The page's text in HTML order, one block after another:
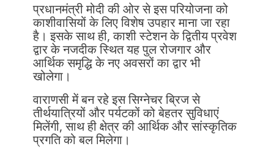
प्रधानमंत्री मोदी की ओर से इस परियोजना को
काशीवासियों के लिए विशेष उपहार माना जा रहा
है। इसके साथ ही, काशी स्टेशन के द्वितीय प्रवेश
द्वार के नजदीक स्थित यह पुल रोजगार और
आर्थिक समृद्धि के नए अवसरों का द्वार भी
खोलेगा।
वाराणसी में बन रहे इस सिग्नेचर ब्रिज से
तीर्थयात्रियों और पर्यटकों को बेहतर सुविधाएं
मिलेंगी, साथ ही क्षेत्र की आर्थिक और सांस्कृतिक
प्रगति को बल मिलेगा।